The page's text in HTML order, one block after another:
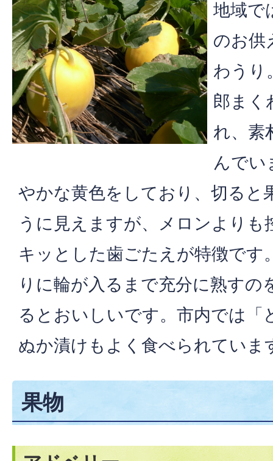
地域で
のお供
わうり
郎まく
れ、素
んでい
やかな黄色をしており、切ると
うに見えますが、メロンよりも
キッとした歯ごたえが特徴です
りに輪が入るまで充分に熟すの
るとおいしいです。市内では「
ぬか漬けもよく食べられていま
果物